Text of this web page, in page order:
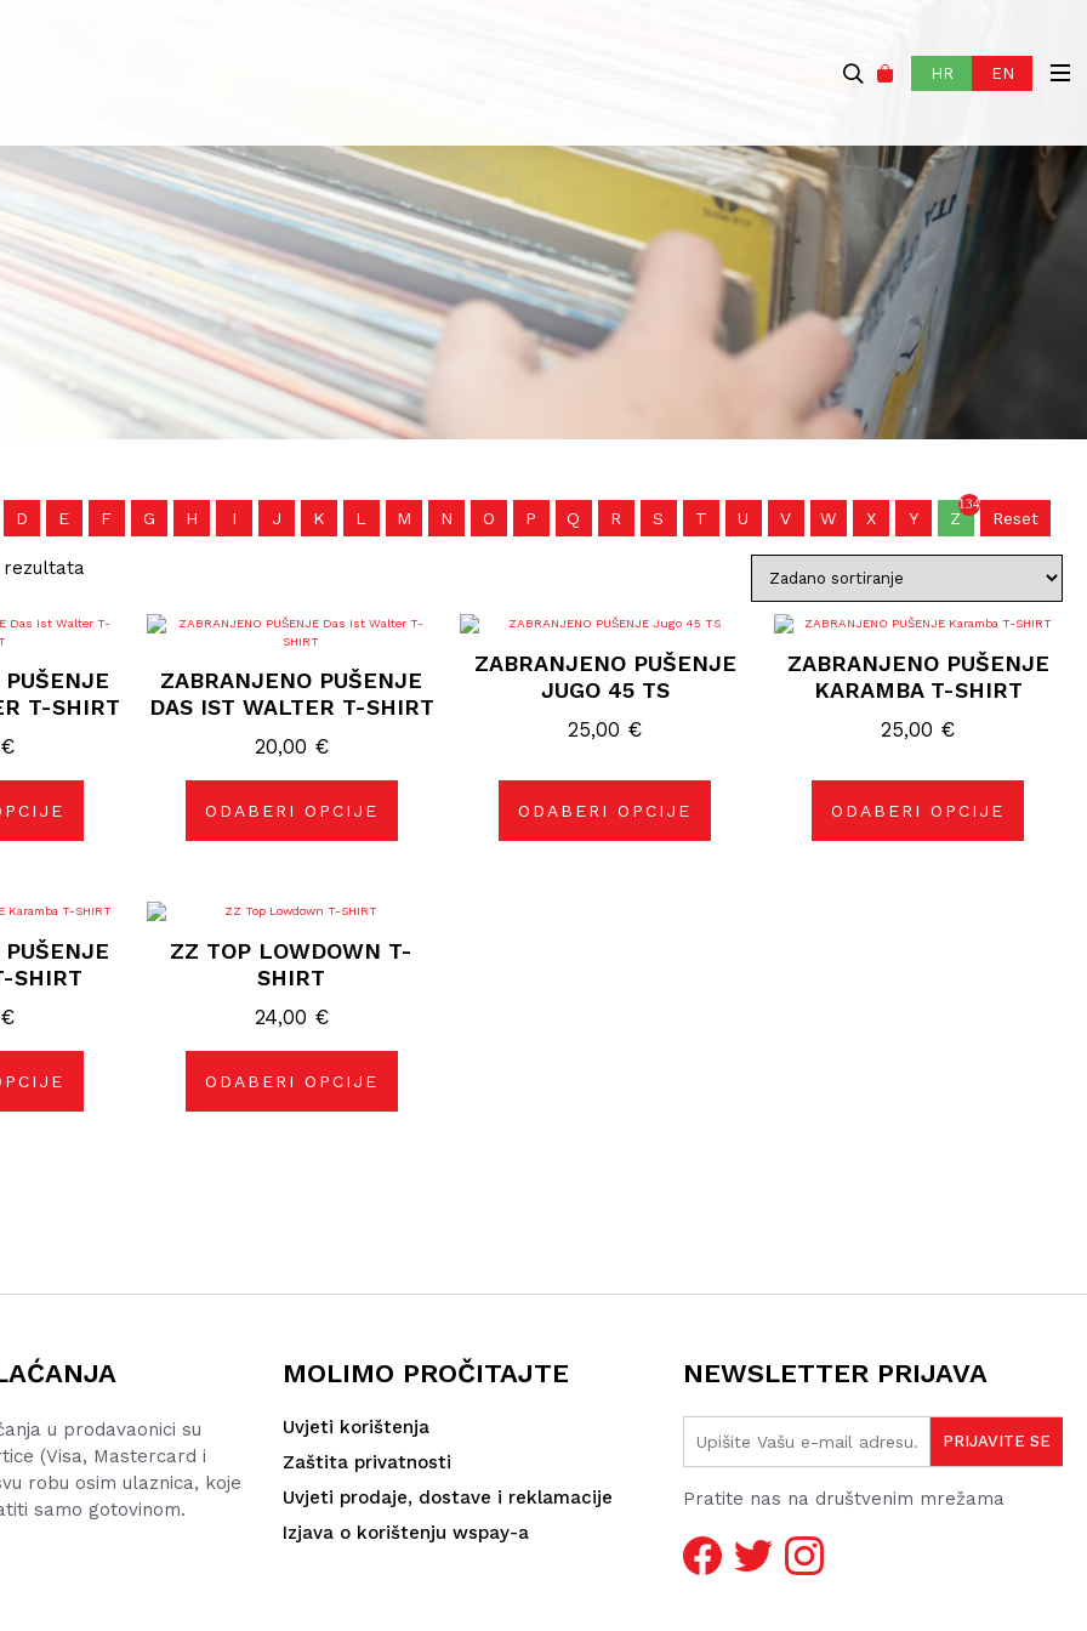
HR EN
D E F G H I J K L M N O P Q R S T U V W X Y Z
134
Reset
rezultata
T-SHIRT
€
ZABRANJENO PUŠENJE
DAS IST WALTER T-SHIRT
20,00 €
ODABERI OPCIJE
Ovaj
proizvod
više
Opcije
mogu
stranici
ZABRANJENO PUŠENJE
JUGO 45 TS
25,00 €
ODABERI OPCIJE
Ovaj
ima
varijanti.
se
stranici
ZABRANJENO PUŠENJE
KARAMBA T-SHIRT
25,00 €
ODABERI OPCIJE
Ovaj
ima
varijanti.
se
stranici
SHIRT
€
ZZ TOP LOWDOWN T-
SHIRT
24,00 €
ODABERI OPCIJE
Ovaj
ima
varijanti.
se
odabrati
stranici
proizvoda
u prodavaonici su
(Visa, Mastercard i
robu osim ulaznica, koje
samo gotovinom.
MOLIMO PROČITAJTE
Uvjeti korištenja
Zaštita privatnosti
Uvjeti prodaje, dostave i reklamacije
Izjava o korištenju wspay-a
NEWSLETTER PRIJAVA
Pratite nas na društvenim mrežama